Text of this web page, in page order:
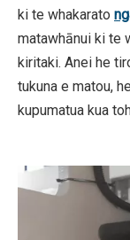
ki te whakarato
matawhānui ki te
kiritaki. Anei he
tukuna e matou,
kupumatua kua